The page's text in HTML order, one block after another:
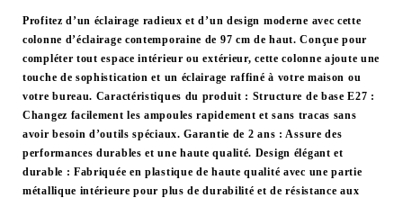
Profitez d’un éclairage radieux et d’un design moderne avec cette
colonne d’éclairage contemporaine de 97 cm de haut. Conçue pour
compléter tout espace intérieur ou extérieur, cette colonne ajoute une
touche de sophistication et un éclairage raffiné à votre maison ou
votre bureau. Caractéristiques du produit : Structure de base E27 :
Changez facilement les ampoules rapidement et sans tracas sans
avoir besoin d’outils spéciaux. Garantie de 2 ans : Assure des
performances durables et une haute qualité. Design élégant et
durable : Fabriquée en plastique de haute qualité avec une partie
métallique intérieure pour plus de durabilité et de résistance aux